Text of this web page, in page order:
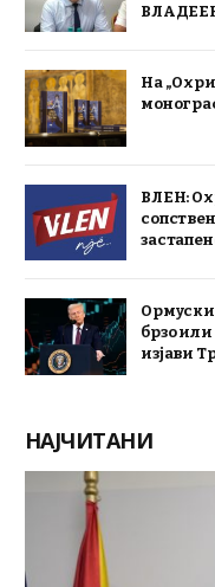
На
ВЛЕН:
брзо
изјави
НАЈЧИТАНИ